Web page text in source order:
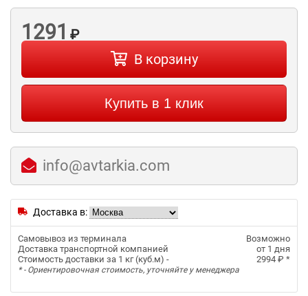
1291 ₽
В корзину
Купить в 1 клик
info@avtarkia.com
Доставка в:
Самовывоз из терминала
Возможно
Доставка транспортной компанией
от 1 дня
Стоимость доставки за 1 кг (куб.м) -
2994 ₽ *
* - Ориентировочная стоимость, уточняйте у менеджера